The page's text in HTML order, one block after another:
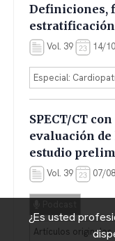
Definiciones,
Vol. 39 14/
Especial:
SPECT/CT
evaluación
estudio
Vol. 39 07/
Artículos
¿Es usted